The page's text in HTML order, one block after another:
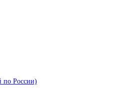
по России)